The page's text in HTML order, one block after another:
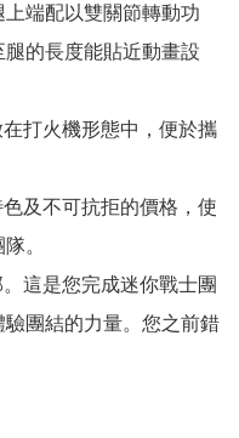
端配以雙關節轉動功
的長度能貼近動畫設
打火機形態中，便於攜
及不可抗拒的價格，使
。
這是您完成迷你戰士團
團結的力量。您之前錯